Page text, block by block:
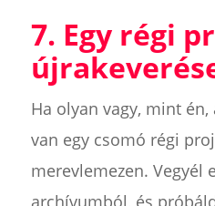
7. Egy régi
Ha olyan vagy, mint
van egy csomó régi
merevlemezen. Vegyél